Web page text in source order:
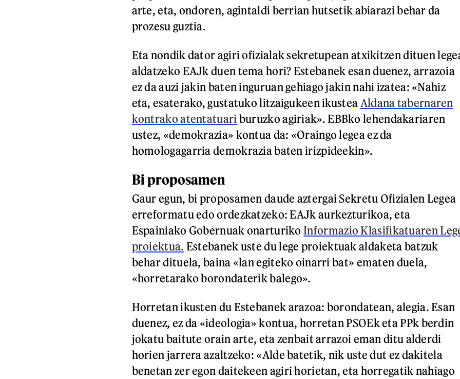
arte, eta, ondoren, agintaldi berrian hutsetik abiarazi behar da
prozesu guztia.
Eta nondik dator agiri ofizialak sekretupean atxikitzen dituen
aldatzeko EAJk duen tema hori? Estebanek esan duenez, arrazoia
ez da auzi jakin baten inguruan gehiago jakin nahi izatea: «Nahiz
eta, esaterako, gustatuko litzaigukeen ikustea Aldana tabernaren
kontrako atentatuari buruzko agiriak». EBBko lehendakariaren
ustez, «demokrazia» kontua da: «Oraingo legea ez da
homologagarria demokrazia baten irizpideekin».
Bi proposamen
Gaur egun, bi proposamen daude aztergai Sekretu Ofizialen Legea
erreformatu edo ordezkatzeko: EAJk aurkezturikoa, eta
Espainiako Gobernuak onarturikoInformazio Klasifikatuaren
proiektua. Estebanek uste du lege proiektuak aldaketa batzuk
behar dituela, baina «lan egiteko oinarri bat» ematen duela,
«horretarako borondaterik balego».
Horretan ikusten du Estebanek arazoa: borondatean, alegia. Esan
duenez, ez da «ideologia» kontua, horretan PSOEk eta PPk berdin
jokatu baitute orain arte, eta zenbait arrazoi eman ditu alderdi
horien jarrera azaltzeko: «Alde batetik, nik uste dut ez dakitela
benetan zer egon daitekeen agiri horietan, eta horregatik nahiago